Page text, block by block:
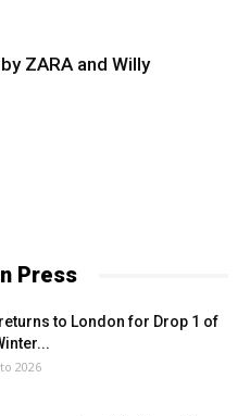
by ZARA and Willy
Press
to London for Drop 1 of
2026